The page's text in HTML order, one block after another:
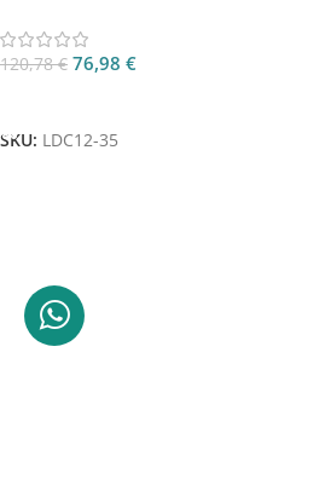
120,78€ 76,98 €
SKU: LDC12-35